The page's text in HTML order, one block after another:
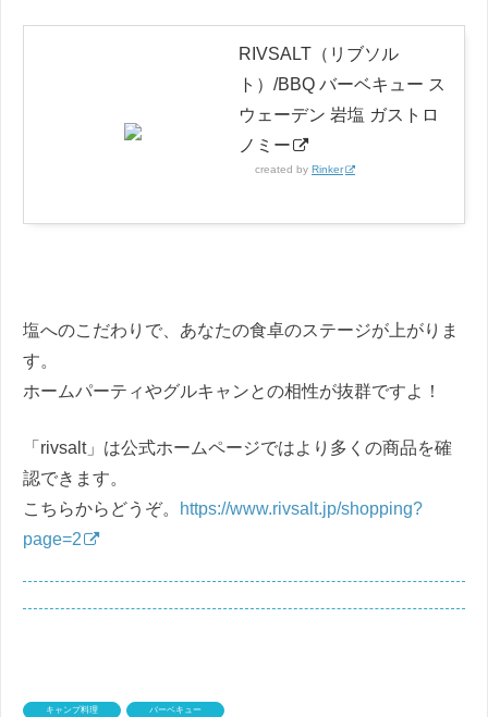
RIVSALT（リブソル
ト）/BBQ バーベキュー ス
ウェーデン 岩塩 ガストロ
ノミー
created by Rinker
塩へのこだわりで、あなたの食卓のステージが上がりま
す。
ホームパーティやグルキャンとの相性が抜群ですよ！
「rivsalt」は公式ホームページではより多くの商品を確
認できます。
こちらからどうぞ。
https://www.rivsalt.jp/shopping?
page=2
キャンプ料理 バーベキュー